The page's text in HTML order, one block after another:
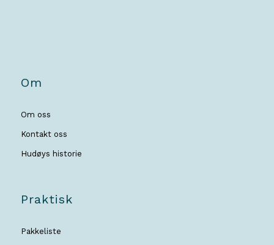
Om
Om oss
Kontakt oss
Hudøys historie
Praktisk
Pakkeliste